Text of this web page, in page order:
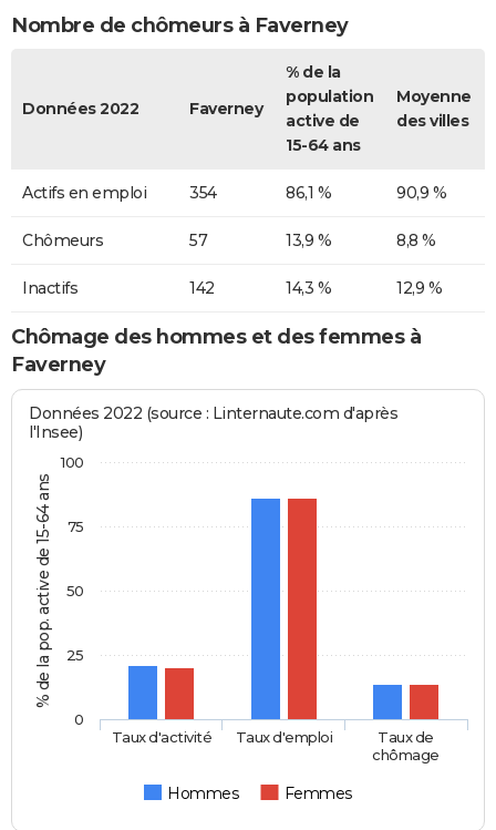
Nombre de chômeurs à Faverney
Données 2022 Faverney
% de la
population
active de
15-64 ans
Moyenne
des villes
Actifs en emploi 354 86,1 % 90,9 %
Chômeurs 57 13,9 % 8,8 %
Inactifs 142 14,3 % 12,9 %
Chômage des hommes et des femmes à
Faverney
% de la pop. active de 15-64 ans
Données 2022 (source : Linternaute.com d'après
l'Insee)
Hommes Femmes
Taux d'activité Taux d'emploi
Taux de
chômage
0
25
50
75
100